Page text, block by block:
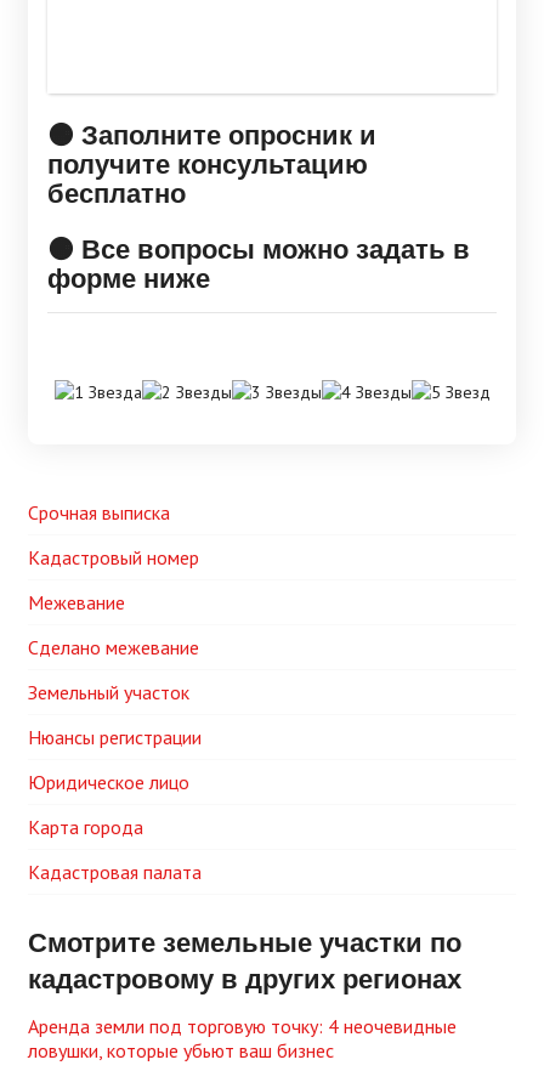
🟠 Заполните опросник и
получите консультацию
бесплатно
🟠 Все вопросы можно задать в
форме ниже
Срочная выписка
Кадастровый номер
Межевание
Сделано межевание
Земельный участок
Нюансы регистрации
Юридическое лицо
Карта города
Кадастровая палата
Смотрите земельные участки по
кадастровому в других регионах
Аренда земли под торговую точку: 4 неочевидные
ловушки, которые убьют ваш бизнес